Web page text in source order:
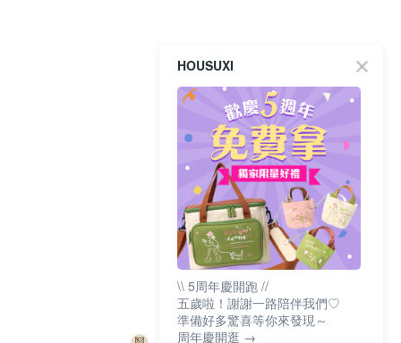
HOUSUXI
\\ 5周年慶開跑 //
五歲啦！謝謝一路陪伴我們♡
準備好多驚喜等你來發現～
周年慶開逛 →